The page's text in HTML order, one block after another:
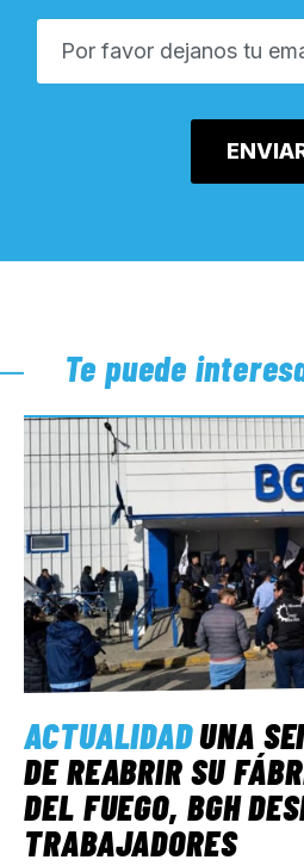
Te puede
ACTUALIDADUNA
DE REABRIR SU
DEL FUEGO, BGH
TRABAJADORES